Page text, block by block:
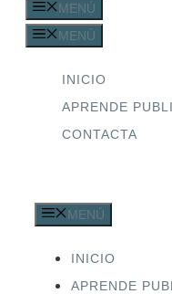
MENÚ
MENÚ
INICIO
APRENDE
CONTACTA
MENÚ
INICIO
APRENDE